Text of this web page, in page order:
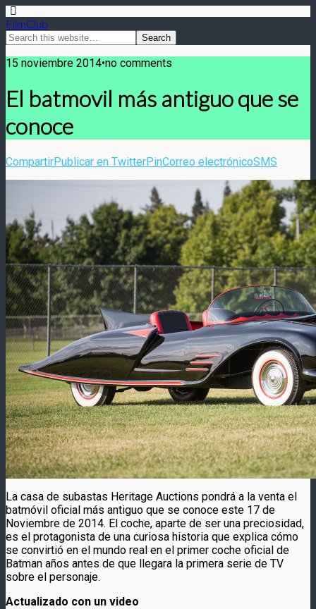
FilmClub
15 noviembre 2014•no comments
El batmovil más antiguo que se
conoce
CompartirPublicar en TwitterPinCorreo electrónicoSMS
La casa de subastas Heritage Auctions pondrá a la venta el
batmóvil oficial más antiguo que se conoce este 17 de
Noviembre de 2014. El coche, aparte de ser una preciosidad,
es el protagonista de una curiosa historia que explica cómo
se convirtió en el mundo real en el primer coche oficial de
Batman años antes de que llegara la primera serie de TV
sobre el personaje.
Actualizado con un video